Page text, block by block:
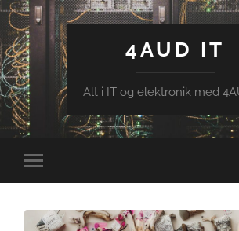
4AUD IT
Alt i IT og elektronik med
Toggle
mobile